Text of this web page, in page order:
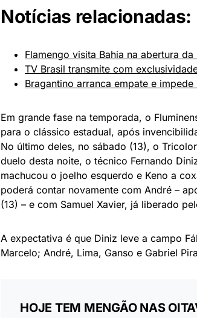
Notícias relacionadas:
Flamengo visita Bahia na abertura
TV Brasil transmite com
Bragantino arranca empate e
Em grande fase na temporada, o
para o clássico estadual, após
No último deles, no sábado (13), o
duelo desta noite, o técnico Fernando
machucou o joelho esquerdo e Keno a
poderá contar novamente com André –
(13) – e com Samuel Xavier, já liberado
A expectativa é que Diniz leve a campo
Marcelo; André, Lima, Ganso e Gabriel
HOJE TEM MENGÃO NAS